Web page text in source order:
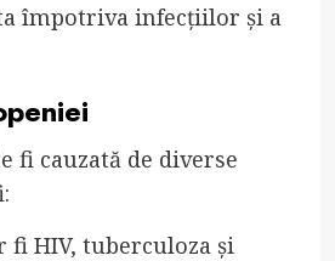
împotriva infecțiilor și a
fi cauzată de diverse
fi HIV, tuberculoza și